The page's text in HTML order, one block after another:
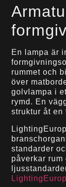
En lampa är
rummet och
över
golvlampa i
rymd. En
struktur åt en
standarder
påverkar rum